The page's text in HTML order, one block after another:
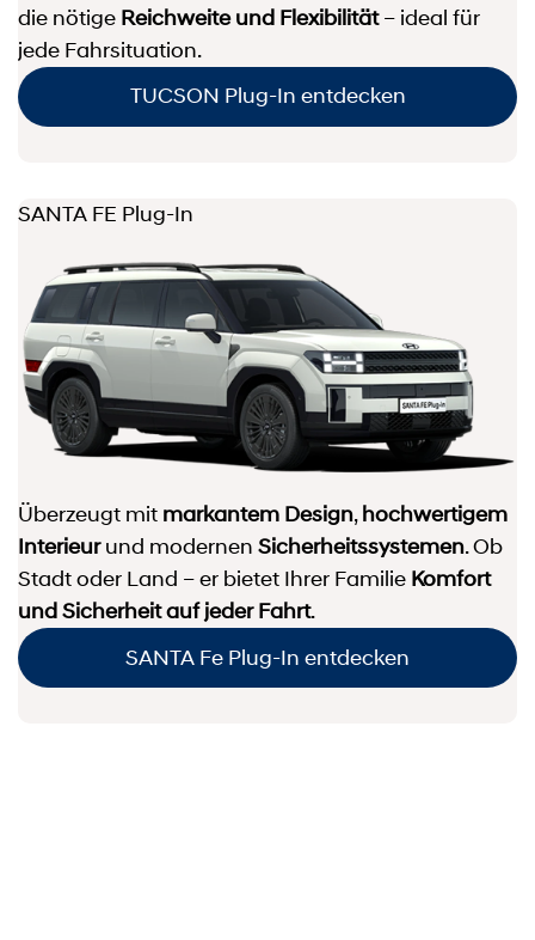
die nötige Reichweite und Flexibilität– ideal für
jede Fahrsituation.
TUCSON Plug-In entdecken
SANTA FE Plug-In
Überzeugt mit markantem Design,hochwertigem
Interieurund modernen Sicherheits­systemen. Ob
Stadt oder Land – er bietet Ihrer Familie Komfort
und Sicherheit auf jeder Fahrt.
SANTA Fe Plug-In entdecken